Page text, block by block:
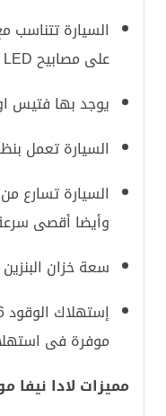
السيارة تتناسب
على مصابيح LED .
يوجد بها فتيس
السيارة تعمل
وأيضا أقصى سرعة
سعة خزان البنزين 42 لتر.
موفرة فى
مميزات لادا نيفا